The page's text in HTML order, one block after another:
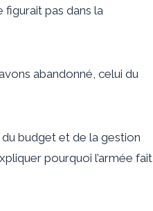
figurait pas dans la
abandonné, celui du
budget et de la gestion
pourquoi l’armée fait